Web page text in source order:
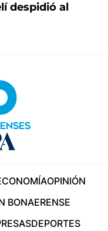
despidió al
OPINIÓN
BONAERENSE
DEPORTES